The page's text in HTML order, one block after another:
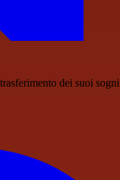
dei suoi sogni